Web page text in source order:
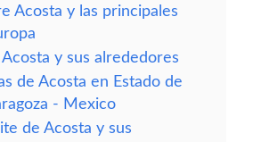
Acosta y las principales
y sus alrededores
de Acosta en Estado de
- Mexico
de Acosta y sus